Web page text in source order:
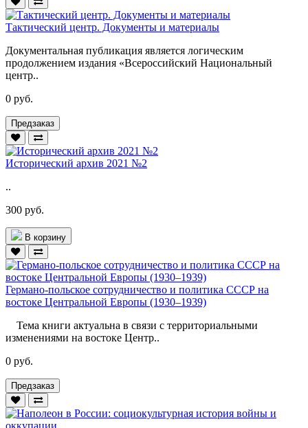
Тактический центр. Документы и материалы
Документальная публикация является логическим
продолжением издания «Всероссийский Национальный
центр..
0 руб.
Предзаказ
Исторический архив 2021 №2
..
300 руб.
В корзину
Германо-польское сотрудничество и политика СССР на
востоке Центральной Европы (1930–1939)
Тема книги актуальна в связи с территориальными
изменениями на востоке Центр..
0 руб.
Предзаказ